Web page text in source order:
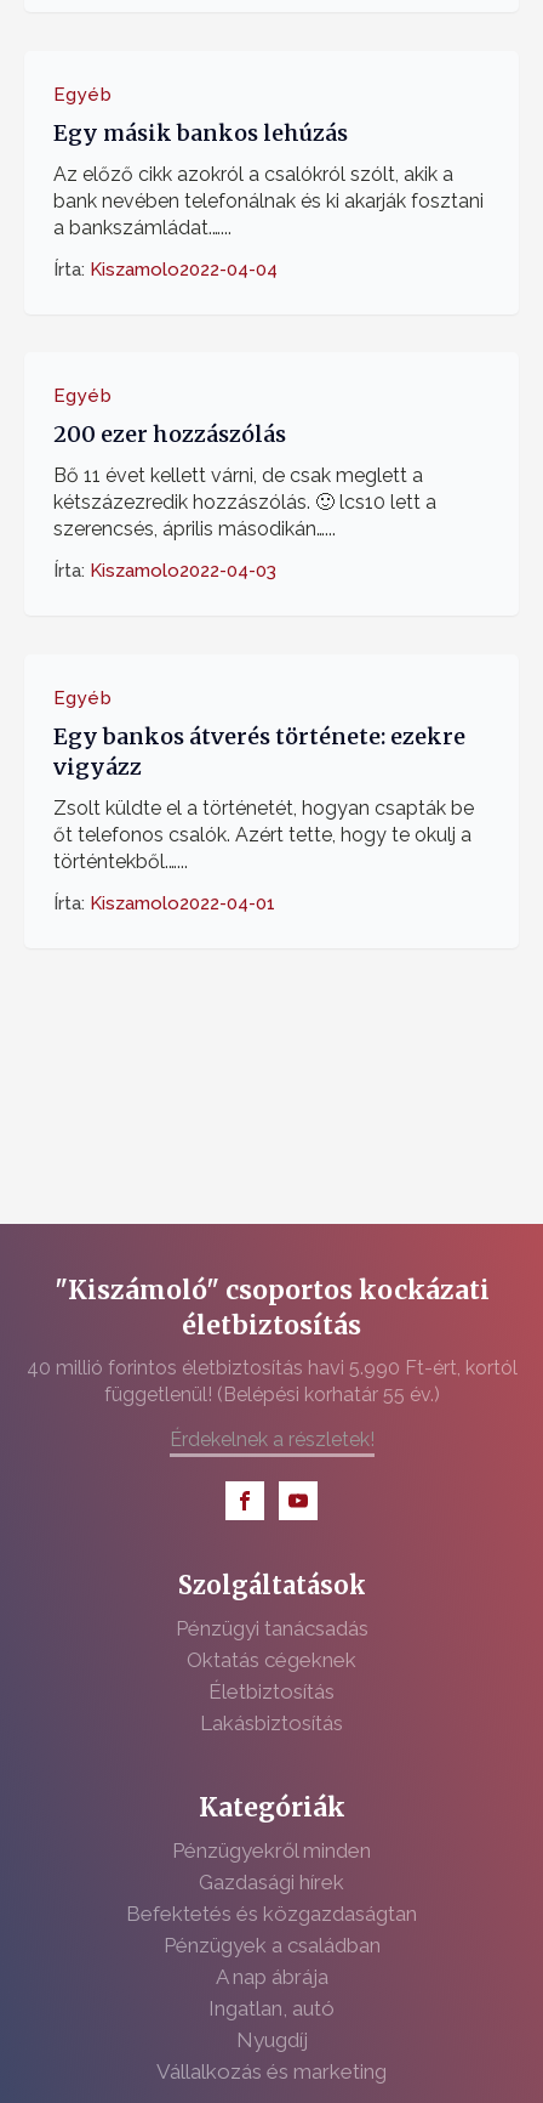
Egyéb
Egy másik bankos lehúzás
Az előző cikk azokról a csalókról szólt, akik a
bank nevében telefonálnak és ki akarják fosztani
a bankszámládat.…...
Írta: Kiszamolo2022-04-04
Egyéb
200 ezer hozzászólás
Bő 11 évet kellett várni, de csak meglett a
kétszázezredik hozzászólás. 🙂 lcs10 lett a
szerencsés, április másodikán…...
Írta: Kiszamolo2022-04-03
Egyéb
Egy bankos átverés története: ezekre
vigyázz
Zsolt küldte el a történetét, hogyan csapták be
őt telefonos csalók. Azért tette, hogy te okulj a
történtekből.…...
Írta: Kiszamolo2022-04-01
"Kiszámoló" csoportos kockázati
életbiztosítás
40 millió forintos életbiztosítás havi 5.990 Ft-ért, kortól
függetlenül! (Belépési korhatár 55 év.)
Érdekelnek a részletek!
Szolgáltatások
Pénzügyi tanácsadás
Oktatás cégeknek
Életbiztosítás
Lakásbiztosítás
Kategóriák
Pénzügyekről minden
Gazdasági hírek
Befektetés és közgazdaságtan
Pénzügyek a családban
A nap ábrája
Ingatlan, autó
Nyugdíj
Vállalkozás és marketing